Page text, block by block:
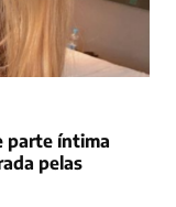
parte íntima
pelas